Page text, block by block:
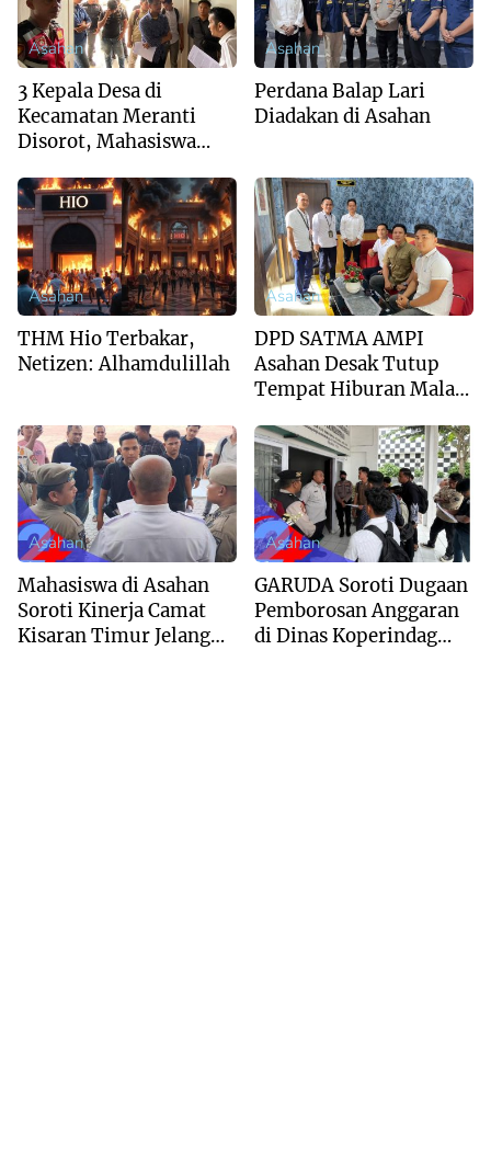
Asahan
3 Kepala Desa di
Kecamatan Meranti
Disorot, Mahasiswa
2025
Asahan
Perdana Balap Lari
Diadakan di Asahan
Asahan
THM Hio Terbakar,
Netizen: Alhamdulillah
Asahan
DPD SATMA AMPI
Asahan Desak Tutup
Tempat Hiburan Malam
Asahan
Mahasiswa di Asahan
Soroti Kinerja Camat
Kisaran Timur Jelang
Asahan
GARUDA Soroti Dugaan
Pemborosan Anggaran
di Dinas Koperindag